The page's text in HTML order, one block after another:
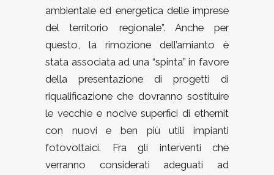
ambientale ed energetica delle imprese
del territorio regionale”. Anche per
questo, la rimozione dell’amianto è
stata associata ad una “spinta” in favore
della presentazione di progetti di
riqualificazione che dovranno sostituire
le vecchie e nocive superfici di ethernit
con nuovi e ben più utili impianti
fotovoltaici. Fra gli interventi che
verranno considerati adeguati ad